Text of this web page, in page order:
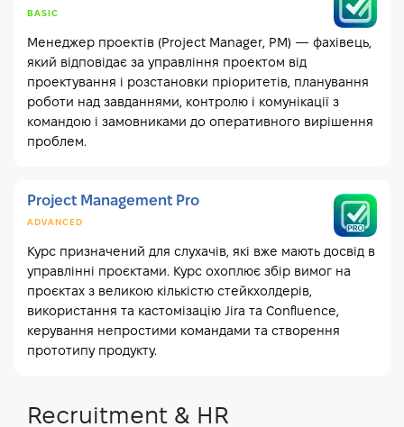
BASIC
Менеджер проектів (Project Manager, РМ) — фахівець,
який відповідає за управління проектом від
проектування і розстановки пріоритетів, планування
роботи над завданнями, контролю і комунікації з
командою і замовниками до оперативного вирішення
проблем.
Project Management Pro
ADVANCED
Курс призначений для слухачів, які вже мають досвід в
управлінні проєктами. Курс охоплює збір вимог на
проєктах з великою кількістю стейкхолдерів,
використання та кастомізацію Jira та Confluence,
керування непростими командами та створення
прототипу продукту.
Recruitment & HR